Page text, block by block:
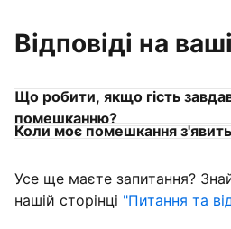
Відповіді на
Що робити, якщо гість
помешканню?
Коли моє помешкання
Усе ще маєте запитання?
нашій сторінці "Питання та